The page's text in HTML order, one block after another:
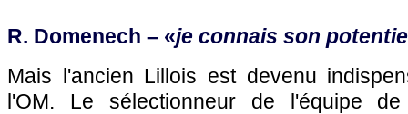
R. Domenech – «je connais son
Mais l'ancien Lillois est devenu
l'OM. Le sélectionneur de l'équipe